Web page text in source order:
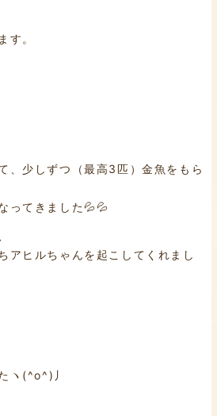
す。
、少しずつ（最高3匹）金魚をもら
ってきました💦💦
アヒルちゃんを起こしてくれまし
ヽ(^o^)丿